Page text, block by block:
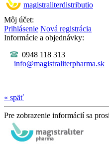
magistraliterdistributio
Môj účet:
Prihlásenie Nová registrácia
Informácie a objednávky:
0948 118 313
info@magistraliterpharma.sk
« späť
Pre zobrazenie informácií sa